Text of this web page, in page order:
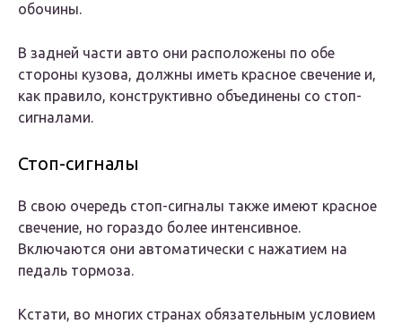
обочины.
В задней части авто они расположены по обе
стороны кузова, должны иметь красное свечение и,
как правило, конструктивно объединены со стоп-
сигналами.
Стоп-сигналы
В свою очередь стоп-сигналы также имеют красное
свечение, но гораздо более интенсивное.
Включаются они автоматически с нажатием на
педаль тормоза.
Кстати, во многих странах обязательным условием